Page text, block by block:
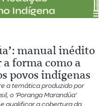
manual inédito
forma como a
povos indígenas
a temática produzido por
o ‘Poranga Marandúa’